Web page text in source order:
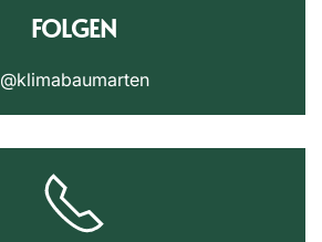
FOLGEN
@klimabaumarten